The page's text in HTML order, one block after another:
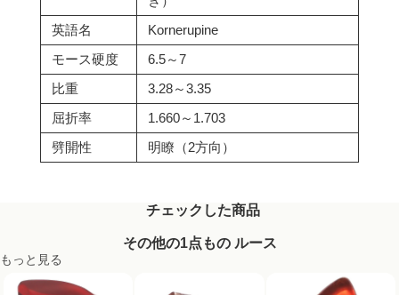
英語名
Kornerupine
モース硬度
6.5～7
比重
3.28～3.35
屈折率
1.660～1.703
劈開性
明瞭（2方向）
チェックした商品
その他の1点もの ルース
もっと見る